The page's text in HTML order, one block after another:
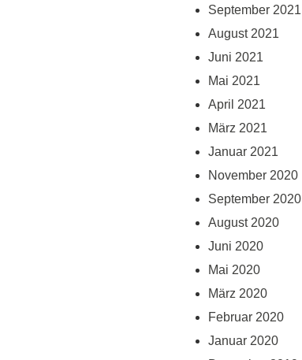
September 2021
August 2021
Juni 2021
Mai 2021
April 2021
März 2021
Januar 2021
November 2020
September 2020
August 2020
Juni 2020
Mai 2020
März 2020
Februar 2020
Januar 2020